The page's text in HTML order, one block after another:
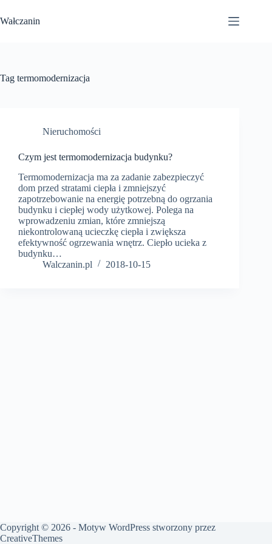
do
treści
Wałczanin
Tag termomodernizacja
Nieruchomości
Czym jest termomodernizacja budynku?
Termomodernizacja ma za zadanie zabezpieczyć
dom przed stratami ciepła i zmniejszyć
zapotrzebowanie na energię potrzebną do ogrzania
budynku i ciepłej wody użytkowej. Polega na
wprowadzeniu zmian, które zmniejszą
niekontrolowaną ucieczkę ciepła i zwiększa
efektywność ogrzewania wnętrz. Ciepło ucieka z
budynku…
Walczanin.pl
2018-10-15
Copyright © 2026 - Motyw WordPress stworzony przez
CreativeThemes